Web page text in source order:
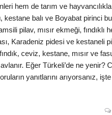
hem de tarım ve hayvancılıkla
kestane balı ve Boyabat pirinci bu
pilav, mısır ekmeği, fındıklı
Karadeniz pidesi ve kestaneli
ceviz, kestane, mısır ve
Eğer Türkeli’de ne yenir?
yanıtlarını arıyorsanız, işte